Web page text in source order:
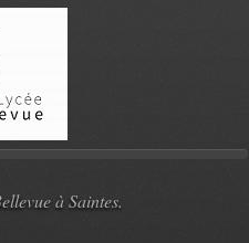
à Saintes.